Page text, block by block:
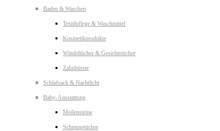
Baden & Waschen
Textilpflege & Waschmittel
Kosmetikprodukte
Windeltücher & Gesichtstücher
Zahnbürste
Schlafsack & Nachtlicht
Baby-Ausstattung
Meilensteine
Schmusetücher